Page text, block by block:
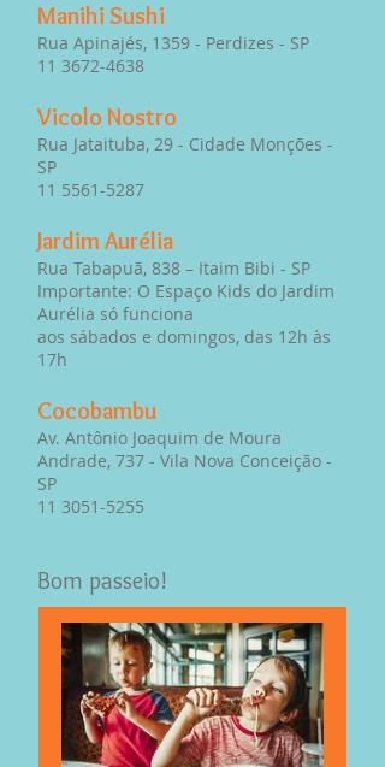
Manihi Sushi
Rua Apinajés, 1359 - Perdizes - SP
11 3672-4638
Vicolo Nostro
Rua Jataituba, 29 - Cidade Monções -
SP
11 5561-5287
Jardim Aurélia
Rua Tabapuã, 838 – Itaim Bibi - SP
Importante: O Espaço Kids do Jardim
Aurélia só funciona
aos sábados e domingos, das 12h às
17h
Cocobambu
Av. Antônio Joaquim de Moura
Andrade, 737 - Vila Nova Conceição -
SP
11 3051-5255
Bom passeio!